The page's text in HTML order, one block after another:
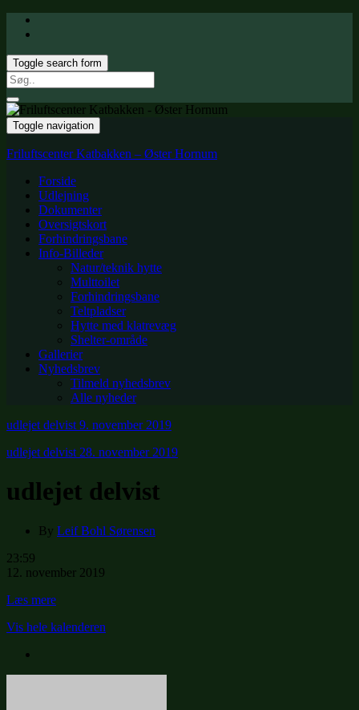
Toggle search form
Search
for:
Toggle navigation
Friluftscenter Katbakken – Øster Hornum
Forside
Udlejning
Dokumenter
Oversigtskort
Forhindringsbane
Info-Billeder
Natur/teknik hytte
Multtoilet
Forhindringsbane
Teltpladser
Hytte med klatrevæg
Shelter-område
Gallerier
Nyhedsbrev
Tilmeld nyhedsbrev
Alle nyheder
udlejet delvist 9. november 2019
udlejet delvist 28. november 2019
udlejet delvist
By Leif Bohl Sørensen
udlejet
delvist
23:59
12. november 2019
Læs mere
Vis hele kalenderen